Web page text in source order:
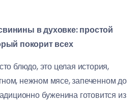
в духовке: простой
покорит всех
блюдо, это целая история,
нежном мясе, запеченном до
буженина готовится из